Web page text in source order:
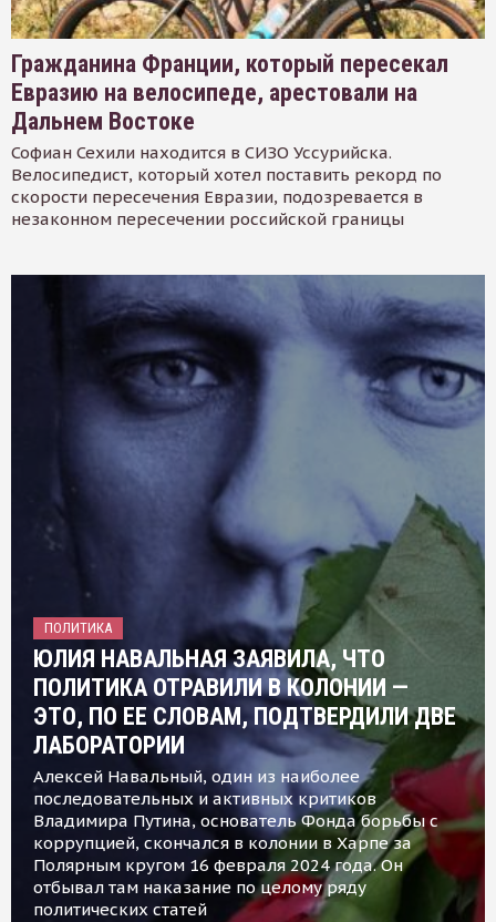
Гражданина Франции, который пересекал
Евразию на велосипеде, арестовали на
Дальнем Востоке
Софиан Сехили находится в СИЗО Уссурийска.
Велосипедист, который хотел поставить рекорд по
скорости пересечения Евразии, подозревается в
незаконном пересечении российской границы
ПОЛИТИКА
ЮЛИЯ НАВАЛЬНАЯ ЗАЯВИЛА, ЧТО
ПОЛИТИКА ОТРАВИЛИ В КОЛОНИИ —
ЭТО, ПО ЕЕ СЛОВАМ, ПОДТВЕРДИЛИ ДВЕ
ЛАБОРАТОРИИ
Алексей Навальный, один из наиболее
последовательных и активных критиков
Владимира Путина, основатель Фонда борьбы с
коррупцией, скончался в колонии в Харпе за
Полярным кругом 16 февраля 2024 года. Он
отбывал там наказание по целому ряду
политических статей